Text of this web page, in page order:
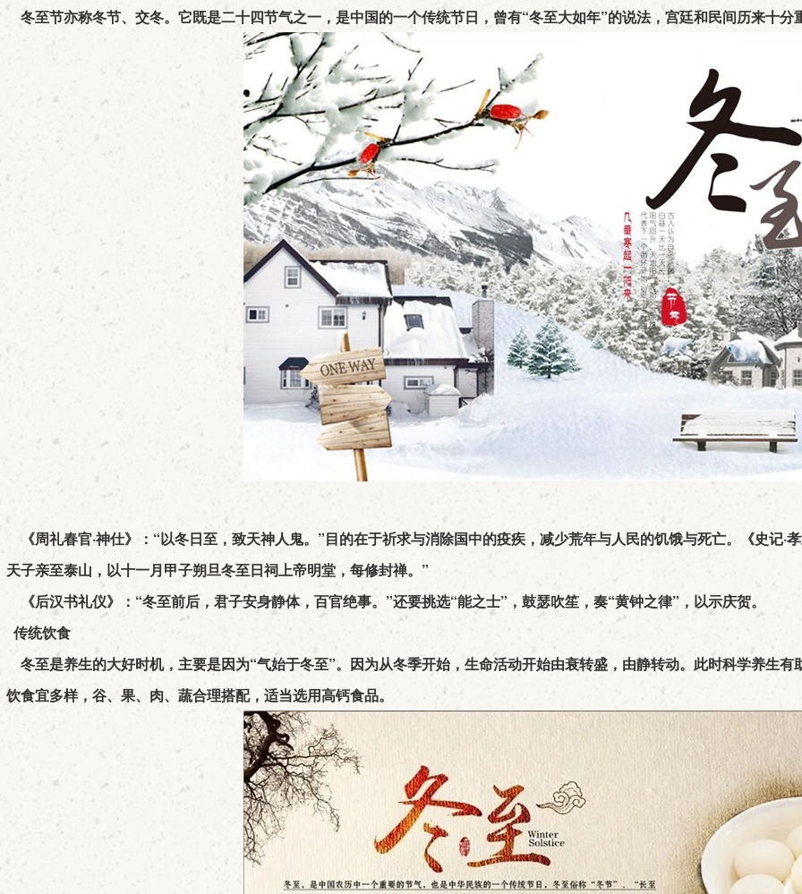
冬至节亦称冬节、交冬。它既是二十四节气之一，是中国的一个传统节日，曾有“冬至大如年”的说法，宫廷和民间历来十分
《周礼春官·神仕》：“以冬日至，致天神人鬼。”目的在于祈求与消除国中的疫疾，减少荒年与人民的饥饿与死亡。《史记·
天子亲至泰山，以十一月甲子朔旦冬至日祠上帝明堂，每修封禅。”
《后汉书礼仪》：“冬至前后，君子安身静体，百官绝事。”还要挑选“能之士”，鼓瑟吹笙，奏“黄钟之律”，以示庆贺。
传统饮食
冬至是养生的大好时机，主要是因为“气始于冬至”。因为从冬季开始，生命活动开始由衰转盛，由静转动。此时科学养生
饮食宜多样，谷、果、肉、蔬合理搭配，适当选用高钙食品。